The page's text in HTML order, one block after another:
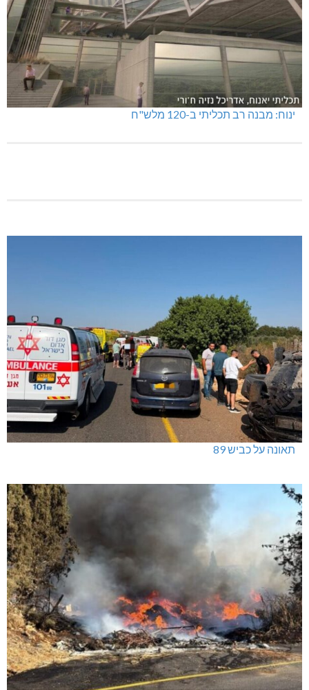
ינוח: מבנה רב תכליתי ב-120 מלש"ח
תאונה על כביש 89